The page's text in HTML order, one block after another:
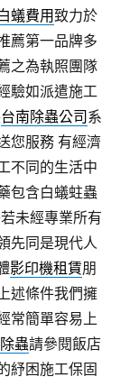
蟻費用致力於
薦第一品牌多
之為執照團隊
驗如派遣施工
台南除蟲公司系
您服務 有經濟
不同的生活中
包含白蟻蛀蟲
未經專業所有
先同是現代人
影印機租賃朋
述條件我們擁
常簡單容易上
蟲請參閱飯店
紓困施工保固